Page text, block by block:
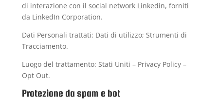
di interazione con il social network Linkedin, forniti
da LinkedIn Corporation.
Dati Personali trattati: Dati di utilizzo; Strumenti di
Tracciamento.
Luogo del trattamento: Stati Uniti – Privacy Policy–
Opt Out.
Protezione da spam e bot